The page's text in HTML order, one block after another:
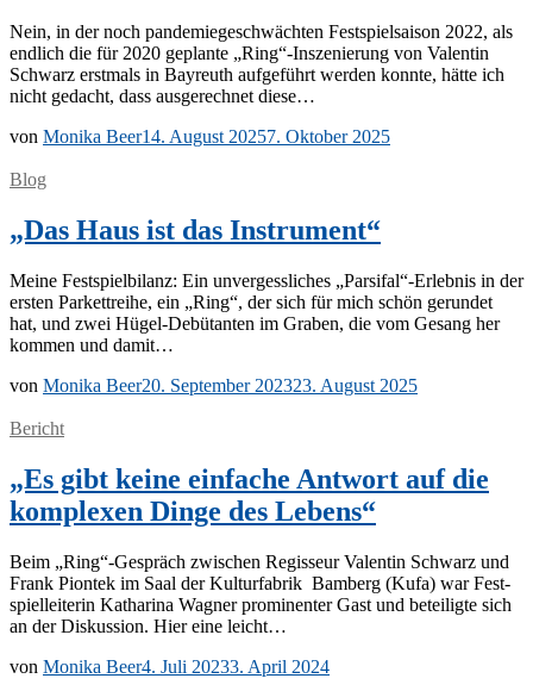
Nein, in der noch pan­de­mie­ge­schwäch­ten Fest­spiel­sai­son 2022, als
end­lich die für 2020 ge­plan­te „Ring“-Inszenierung von Va­len­tin
Schwarz erst­mals in Bay­reuth auf­ge­führt wer­den konn­te, hät­te ich
nicht ge­dacht, dass aus­ge­rech­net diese…
von Monika Beer14. August 20257. Oktober 2025
Blog
„Das Haus ist das Instrument“
Mei­ne Fest­spiel­bi­lanz: Ein un­ver­gess­li­ches „Parsifal“-Erlebnis in der
ers­ten Par­kett­rei­he, ein „Ring“, der sich für mich schön ge­run­det
hat, und zwei Hü­­gel-De­­bü­­tan­­ten im Gra­ben, die vom Ge­sang her
kom­men und damit…
von Monika Beer20. September 202323. August 2025
Bericht
„Es gibt keine einfache Antwort auf die
komplexen Dinge des Lebens“
Beim „Ring“-Gespräch zwi­schen Re­gis­seur Va­len­tin Schwarz und
Frank Piontek im Saal der Kul­tur­fa­brik Bam­berg (Kufa) war Fest­
spiel­lei­te­rin Ka­tha­ri­na Wag­ner pro­mi­nen­ter Gast und be­tei­lig­te sich
an der Dis­kus­si­on. Hier eine leicht…
von Monika Beer4. Juli 20233. April 2024